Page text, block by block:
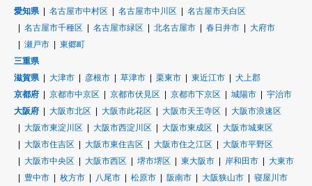
愛知県
名古屋市中村区 名古屋市中川区
名古屋市天白区
名古屋市千種区
名古屋市緑区 北名古屋市 春日井市
大府市
瀬戸市
東郷町
三重県
滋賀県
大津市 彦根市 草津市 栗東市 東近江市
犬上郡
京都府
京都市中京区 京都市伏見区 京都市下京区 城陽市
宇治市
大阪府
大阪市北区 大阪市此花区 大阪市天王寺区
大阪市浪速区
大阪市東淀川区
大阪市西淀川区 大阪市東成区
大阪市城東区
大阪市住吉区
大阪市東住吉区 大阪市住之江区
大阪市平野区
大阪市中央区
大阪市西区 堺市堺区 東大阪市 岸和田市
大東市
豊中市
枚方市 八尾市 松原市 阪南市 大阪狭山市
寝屋川市